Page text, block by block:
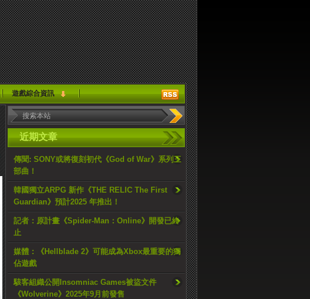
遊戲綜合資訊
近期文章
傳聞: SONY或將復刻初代《God of War》系列三
部曲！
韓國獨立ARPG 新作《THE RELIC The First
Guardian》預計2025 年推出！
記者：原計畫《Spider-Man：Online》開發已終
止
媒體：《Hellblade 2》可能成為Xbox最重要的獨
佔遊戲
駭客組織公開Insomniac Games被盜文件
《Wolverine》2025年9月前發售